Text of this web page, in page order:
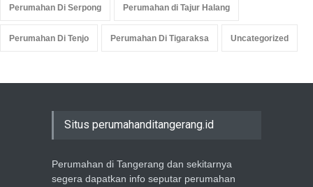
Perumahan Di Serpong Perumahan di Tajur Halang
Perumahan Di Tenjo Perumahan Di Tigaraksa Uncategorized
Situs perumahanditangerang.id
Perumahan di Tangerang dan sekitarnya
segera dapatkan info seputar perumahan